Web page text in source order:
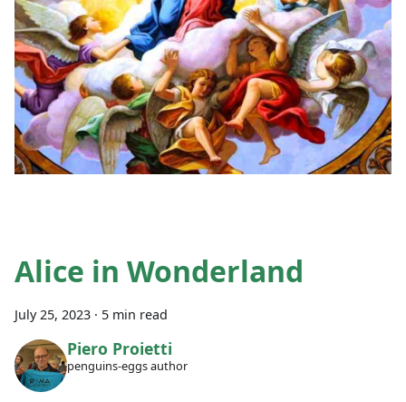
Alice in Wonderland
July 25, 2023 · 5 min read
Piero Proietti
penguins-eggs author